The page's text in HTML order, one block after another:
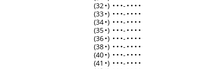
(32•) • • •- • • • •
(33•) • • •- • • • •
(34•) • • •- • • • •
(35•) • • •- • • • •
(36•) • • •- • • • •
(38•) • • •- • • • •
(40•) • • •- • • • •
(41 •) • • •- • • • •